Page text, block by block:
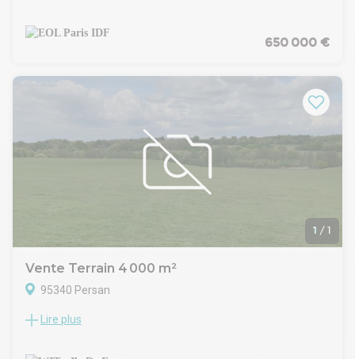
650 000 €
1 / 1
Vente Terrain 4 000 m²
95340 Persan
Le cabinet WIT Immobilier vous propose à la vente un terrain
2000m².
Lire plus